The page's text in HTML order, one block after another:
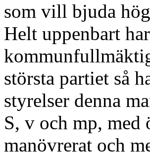
som vill bjuda
Helt uppenbart
största partiet så
styrelser denna
S, v och mp, med
manövrerat och